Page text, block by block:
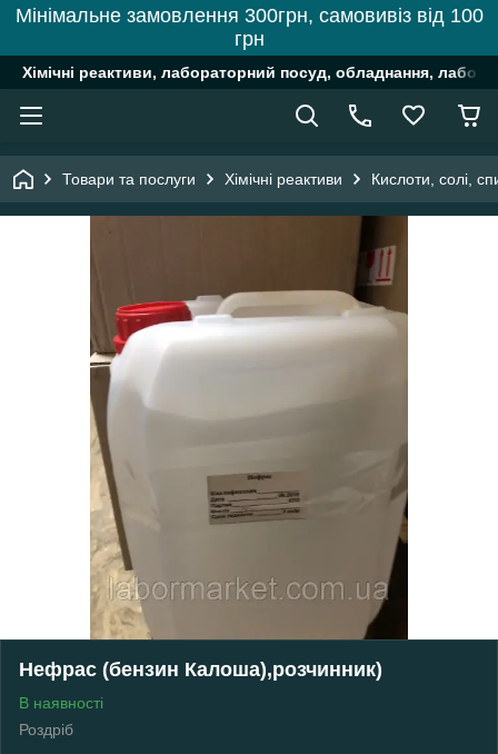
Мінімальне замовлення 300грн, самовивіз від 100
грн
Хімічні реактиви, лабораторний посуд, обладнання,
Товари та послуги Хімічні реактиви Кислоти, солі,
Нефрас (бензин Калоша),розчинник)
В наявності
Роздріб